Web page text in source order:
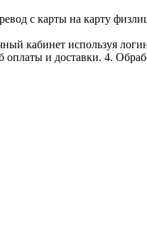
с карты на карту
кабинет используя
и доставки. 4.